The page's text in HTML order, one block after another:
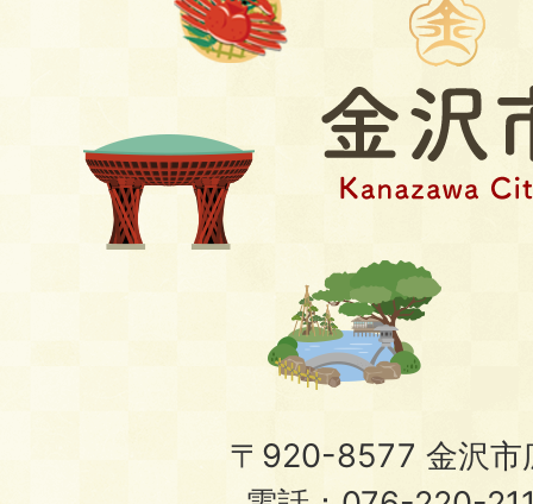
〒920-8577 金沢市